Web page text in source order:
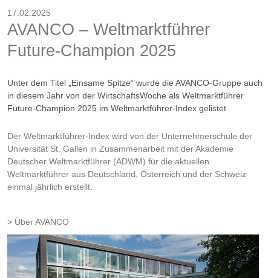
17.02.2025
AVANCO – Weltmarktführer
Future-Champion 2025
Unter dem Titel „Einsame Spitze“ wurde die AVANCO-Gruppe auch
in diesem Jahr von der WirtschaftsWoche als Weltmarktführer
Future-Champion 2025 im Weltmarktführer-Index gelistet.
Der Weltmarktführer-Index wird von der Unternehmerschule der
Universität St. Gallen in Zusammenarbeit mit der Akademie
Deutscher Weltmarktführer (ADWM) für die aktuellen
Weltmarktführer aus Deutschland, Österreich und der Schweiz
einmal jährlich erstellt.
Über AVANCO